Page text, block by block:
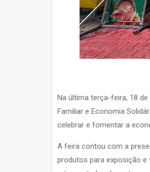
Na última terça-feira, 18
Familiar e Economia
celebrar e fomentar a
A feira contou com a
produtos para exposição